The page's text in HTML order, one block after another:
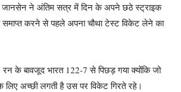
जानसेन ने अंतिम सत्र में दिन के अपने छठे स्ट्राइक
समाप्त करने से पहले अपना चौथा टेस्ट विकेट लेने का
के बावजूद भारत 122-7 से पिछड़ गया क्योंकि जो
लिए अच्छी लगती है उस पर विकेट गिरते रहे।